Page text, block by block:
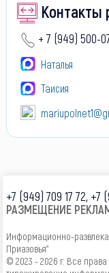
Контакты
+ 7 (949) 500-
Наталья
Таисия
+7 (949) 709 17 72, +7
РАЗМЕЩЕНИЕ
Информационно-
Приазовья"
© 2023 - 2026 г. Все